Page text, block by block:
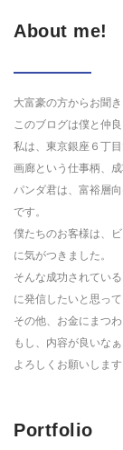
About me!
大富豪の方からお聞
このブログは僕と仲
私は、東京銀座６丁
画廊という仕事柄、
パンダ君は、富裕層
です。
僕たちのお客様は、
に気がつきました。
そんな成功されてい
に発信したいと思って
その他、お金にまつ
もし、内容が良いな
よろしくお願いします
Portfolio